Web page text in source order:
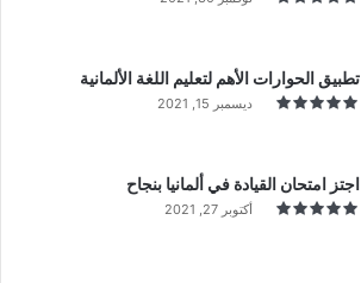
تطبيق الحوارات الأهم لتعليم اللغة الألمانية
ديسمبر 15, 2021
اجتز امتحان القيادة في ألمانيا بنجاح
أكتوبر 27, 2021